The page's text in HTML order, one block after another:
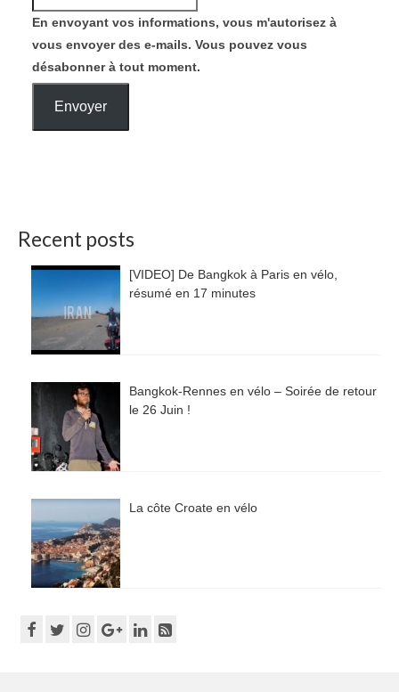
En envoyant vos informations, vous m'autorisez à
vous envoyer des e-mails. Vous pouvez vous
désabonner à tout moment.
Envoyer
Recent posts
[VIDEO] De Bangkok à Paris en vélo,
résumé en 17 minutes
Bangkok-Rennes en vélo – Soirée de retour
le 26 Juin !
La côte Croate en vélo